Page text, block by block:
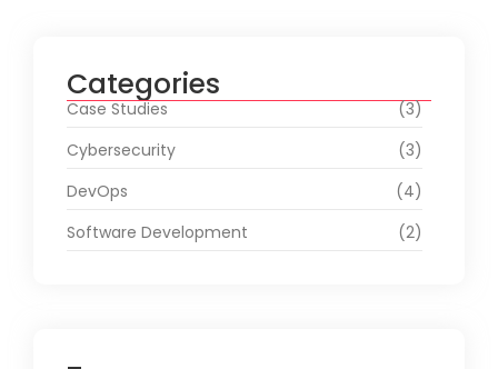
Categories
Case Studies
(3)
Cybersecurity
(3)
DevOps
(4)
Software Development
(2)